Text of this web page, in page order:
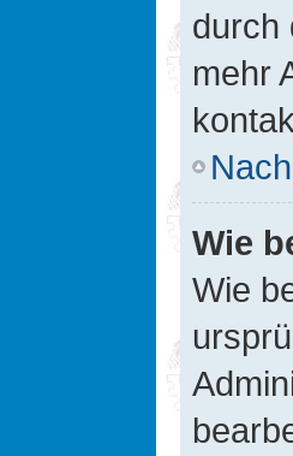
durch
mehr
Wie
Wie